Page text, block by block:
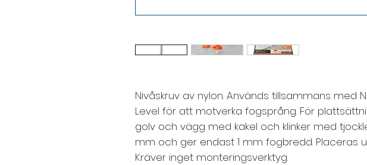
Nivåskruv av nylon. Används tillsammans med
Level för att motverka fogsprång. För
golv och vägg med kakel och klinker med
mm och ger endast 1 mm fogbredd. Placeras
Kräver inget monteringsverktyg.